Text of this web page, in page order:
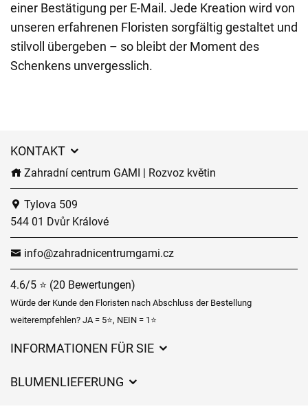
einer Bestätigung per E-Mail. Jede Kreation wird von
unseren erfahrenen Floristen sorgfältig gestaltet und
stilvoll übergeben – so bleibt der Moment des
Schenkens unvergesslich.
KONTAKT
Zahradní centrum GAMI | Rozvoz květin
Tylova 509
544 01 Dvůr Králové
info@zahradnicentrumgami.cz
4.6/5 ⭐ (20 Bewertungen)
Würde der Kunde den Floristen nach Abschluss der Bestellung
weiterempfehlen? JA = 5⭐, NEIN = 1⭐
INFORMATIONEN FÜR SIE
BLUMENLIEFERUNG